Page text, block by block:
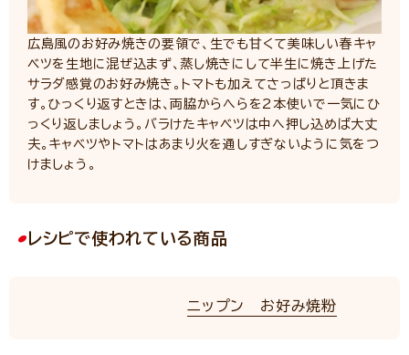
広島風のお好み焼きの要領で、生でも甘くて美味しい春キャ
ベツを生地に混ぜ込まず、蒸し焼きにして半生に焼き上げた
サラダ感覚のお好み焼き。トマトも加えてさっぱりと頂きま
す。ひっくり返すときは、両脇からへらを2本使いで一気にひ
っくり返しましょう。バラけたキャベツは中へ押し込めば大丈
夫。キャベツやトマトはあまり火を通しすぎないように気をつ
けましょう。
レシピで使われている商品
ニップン お好み焼粉